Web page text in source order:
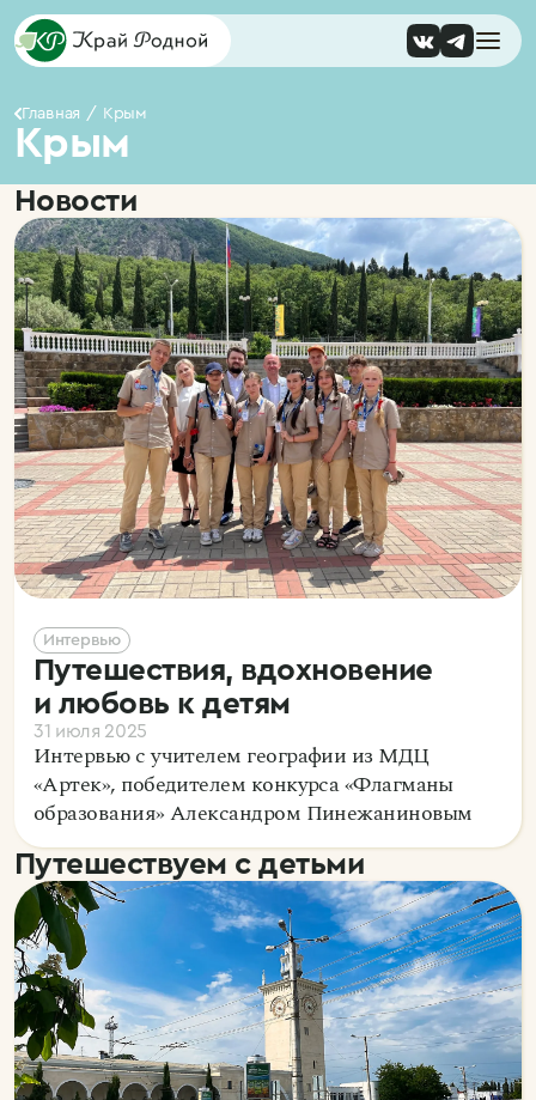
Главная Крым
Крым
Новости
Интервью
Путешествия, вдохновение
и любовь к детям
31 июля 2025
Интервью с учителем географии из МДЦ
«Артек», победителем конкурса «Флагманы
образования» Александром Пинежаниновым
Путешествуем с детьми